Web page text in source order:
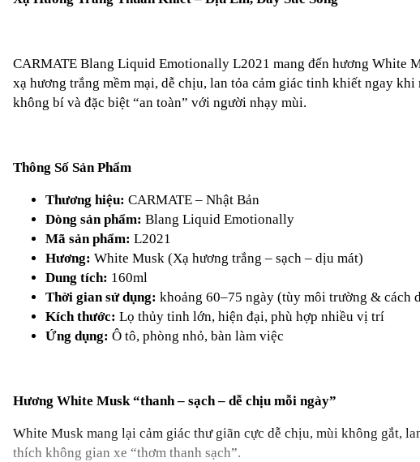
CARMATE Blang Liquid Emotionally L2021 mang đến hương White
xạ hương trắng mềm mại, dễ chịu, lan tỏa cảm giác tinh khiết ngay
không bí và đặc biệt “an toàn” với người nhạy mùi.
Thông Số Sản Phẩm
Thương hiệu: CARMATE – Nhật Bản
Dòng sản phẩm: Blang Liquid Emotionally
Mã sản phẩm: L2021
Hương: White Musk (Xạ hương trắng – sạch – dịu mát)
Dung tích: 160ml
Thời gian sử dụng: khoảng 60–75 ngày (tùy môi trường & cách
Kích thước: Lọ thủy tinh lớn, hiện đại, phù hợp nhiều vị trí
Ứng dụng: Ô tô, phòng nhỏ, bàn làm việc
Hương White Musk “thanh – sạch – dễ chịu mỗi ngày”
White Musk mang lại cảm giác thư giãn cực dễ chịu, mùi không gắt,
thích không gian xe “thơm thanh sạch”.